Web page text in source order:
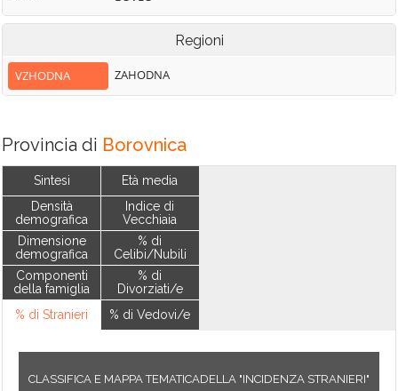
Regioni
VZHODNA ZAHODNA
Provincia di Borovnica
Sintesi
Densità
demografica
Dimensione
demografica
Componenti
della famiglia
% di Stranieri
Età media
Indice di
Vecchiaia
% di
Celibi/Nubili
% di
Divorziati/e
% di Vedovi/e
CLASSIFICA E MAPPA TEMATICADELLA "INCIDENZA STRANIERI"